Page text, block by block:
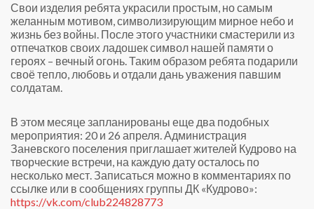
Свои изделия ребята украсили простым, но самым
желанным мотивом, символизирующим мирное небо и
жизнь без войны. После этого участники смастерили из
отпечатков своих ладошек символ нашей памяти о
героях – вечный огонь. Таким образом ребята подарили
своё тепло, любовь и отдали дань уважения павшим
солдатам.
В этом месяце запланированы еще два подобных
мероприятия: 20 и 26 апреля. Администрация
Заневского поселения приглашает жителей Кудрово на
творческие встречи, на каждую дату осталось по
несколько мест. Записаться можно в комментариях по
ссылке или в сообщениях группы ДК «Кудрово»:
https://vk.com/club224828773